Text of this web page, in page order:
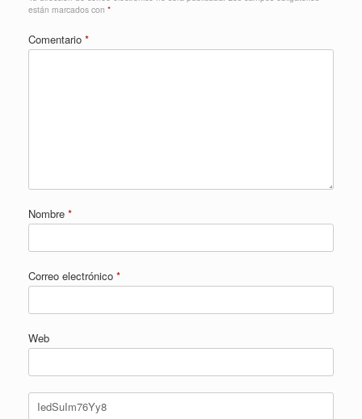
están marcados con *
Comentario *
Nombre *
Correo electrónico *
Web